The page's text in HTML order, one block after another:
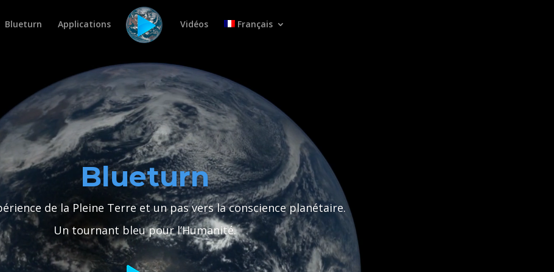
Blueturn Applications Vidéos Français
Blueturn
de la Pleine Terre et un pas vers la conscience planétaire.
Un tournant bleu pour l’Humanité.
vidéo